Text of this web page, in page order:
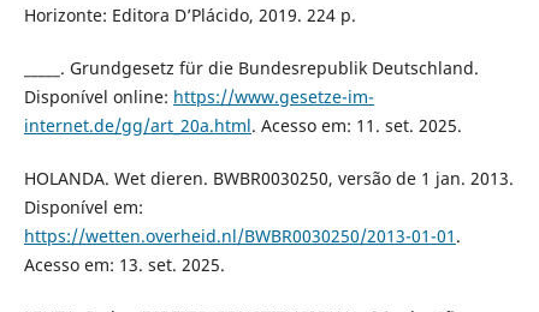
Horizonte: Editora D’Plácido, 2019. 224 p.
_____. Grundgesetz für die Bundesrepublik Deutschland.
Disponível online: https://www.gesetze-im-
internet.de/gg/art_20a.html. Acesso em: 11. set. 2025.
HOLANDA. Wet dieren. BWBR0030250, versão de 1 jan. 2013.
Disponível em:
https://wetten.overheid.nl/BWBR0030250/2013-01-01 .
Acesso em: 13. set. 2025.